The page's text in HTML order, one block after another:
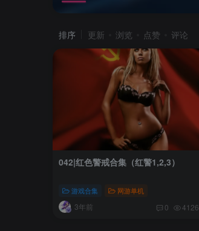
排序 更新 浏览 点赞 评论
042|红色警戒合集（红警1,2,3）
游戏合集 网游单机
3年前 0 4126